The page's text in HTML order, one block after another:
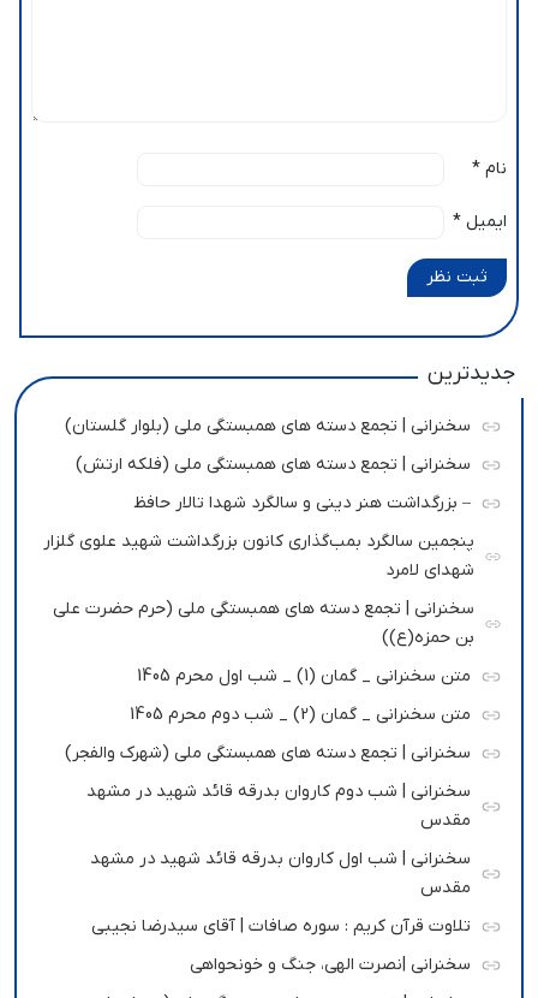
نام *
ایمیل *
ثبت نظر
جدیدترین
سخنرانی | تجمع دسته های همبستگی ملی (بلوار گلستان)
سخنرانی | تجمع دسته های همبستگی ملی (فلکه ارتش)
– بزرگداشت هنر دینی و سالگرد شهدا تالار حافظ
پنجمین سالگرد بمب‌گذاری کانون بزرگداشت شهید علوی گلزار
شهدای لامرد
سخنرانی | تجمع دسته های همبستگی ملی (حرم حضرت علی
بن حمزه(ع))
متن سخنرانی _ گمان (1) _ شب اول محرم 1405
متن سخنرانی _ گمان (2) _ شب دوم محرم 1405
سخنرانی | تجمع دسته های همبستگی ملی (شهرک والفجر)
سخنرانی | شب دوم کاروان بدرقه قائد شهید در مشهد
مقدس
سخنرانی | شب اول کاروان بدرقه قائد شهید در مشهد
مقدس
تلاوت قرآن کریم : سوره صافات | آقای سیدرضا نجیبی
سخنرانی |نصرت الهی، جنگ و خونحواهی